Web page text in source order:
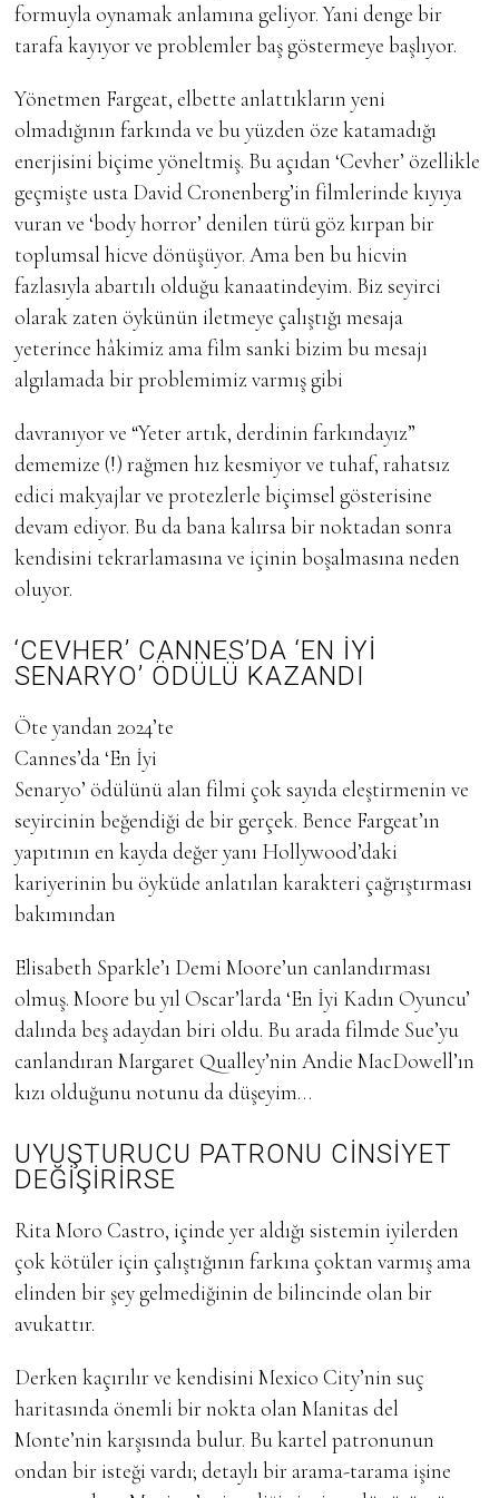
formuyla oynamak anlamına geliyor. Yani denge bir
tarafa kayıyor ve problemler baş göstermeye başlıyor.
Yönetmen Fargeat, elbette anlattıkların yeni
olmadığının farkında ve bu yüzden öze katamadığı
enerjisini biçime yöneltmiş. Bu açıdan ‘Cevher’ özellikle
geçmişte usta David Cronenberg’in filmlerinde kıyıya
vuran ve ‘body horror’ denilen türü göz kırpan bir
toplumsal hicve dönüşüyor. Ama ben bu hicvin
fazlasıyla abartılı olduğu kanaatindeyim. Biz seyirci
olarak zaten öykünün iletmeye çalıştığı mesaja
yeterince hâkimiz ama film sanki bizim bu mesajı
algılamada bir problemimiz varmış gibi
davranıyor ve “Yeter artık, derdinin farkındayız”
dememize (!) rağmen hız kesmiyor ve tuhaf, rahatsız
edici makyajlar ve protezlerle biçimsel gösterisine
devam ediyor. Bu da bana kalırsa bir noktadan sonra
kendisini tekrarlamasına ve içinin boşalmasına neden
oluyor.
‘CEVHER’ CANNES’DA ‘EN İYİ
SENARYO’ ÖDÜLÜ KAZANDI
Öte yandan 2024’te
Cannes’da ‘En İyi
Senaryo’ ödülünü alan filmi çok sayıda eleştirmenin ve
seyircinin beğendiği de bir gerçek. Bence Fargeat’ın
yapıtının en kayda değer yanı Hollywood’daki
kariyerinin bu öyküde anlatılan karakteri çağrıştırması
bakımından
Elisabeth Sparkle’ı Demi Moore’un canlandırması
olmuş. Moore bu yıl Oscar’larda ‘En İyi Kadın Oyuncu’
dalında beş adaydan biri oldu. Bu arada filmde Sue’yu
canlandıran Margaret Qualley’nin Andie MacDowell’ın
kızı olduğunu notunu da düşeyim…
UYUŞTURUCU PATRONU CİNSİYET
DEĞİŞİRİRSE
Rita Moro Castro, içinde yer aldığı sistemin iyilerden
çok kötüler için çalıştığının farkına çoktan varmış ama
elinden bir şey gelmediğinin de bilincinde olan bir
avukattır.
Derken kaçırılır ve kendisini Mexico City’nin suç
haritasında önemli bir nokta olan Manitas del
Monte’nin karşısında bulur. Bu kartel patronunun
ondan bir isteği vardı; detaylı bir arama-tarama işine